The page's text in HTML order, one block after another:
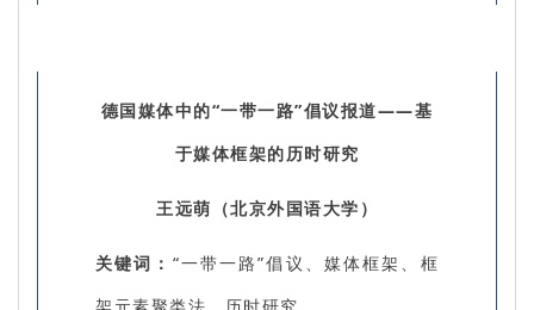
德国媒体中的“一带一路”倡议报道——基
于媒体框架的历时研究
王远萌（北京外国语大学）
关键词： “一带一路”倡议、媒体框架、框